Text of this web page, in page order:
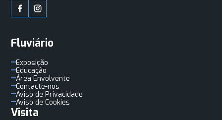
Fluviário
Exposição
Educação
Área Envolvente
Contacte-nos
Aviso de Privacidade
Aviso de Cookies
Visita